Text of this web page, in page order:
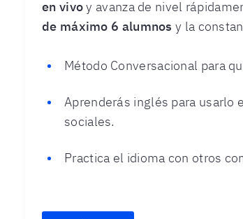
en vivoy avanza de nivel
de máximo 6 alumnosy la
Método Conversacional para
Aprenderás inglés para usarlo
sociales.
Practica el idioma con otros